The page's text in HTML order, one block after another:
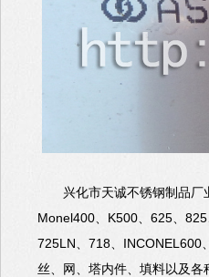
兴化市天诚不锈钢制品
Monel400、K500、625、
725LN、718、INCONEL600
丝、网、塔内件、填料以及